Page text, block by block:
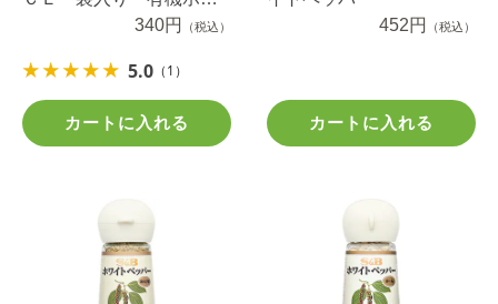
イトペッパー（パウダ
340円 （税込）
5.0 （1）
カートに入れる
452円
（税込）
カートに入れる